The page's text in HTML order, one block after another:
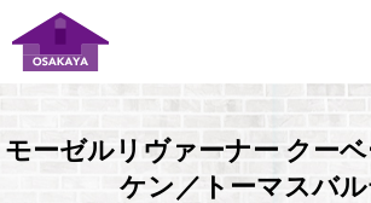
モーゼルリヴァーナー クー
ケン／トーマスバ